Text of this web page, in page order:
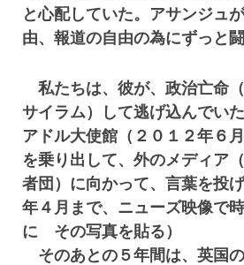
と心配していた。アサンジュ
由、報道の自由の為にずっと
私たちは、彼が、政治亡命
サイラム）して逃げ込んでい
アドル大使館（２０１２年６
を乗り出して、外のメディア
者団）に向かって、言葉を投
年４月まで、ニューズ映像で
に その写真を貼る）
そのあとの５年間は、英国